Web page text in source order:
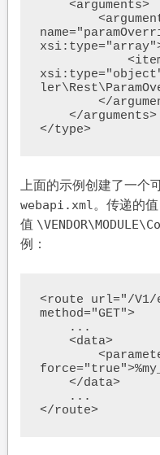
</type>
上面的示例创建了一个
webapi.xml。传递的值
值
例：
<route url="/V1/
method="GET">
</route>